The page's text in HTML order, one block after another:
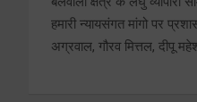
हमारी न्यायसंगत मांगो पर
अग्रवाल, गौरव मित्तल, दीपू